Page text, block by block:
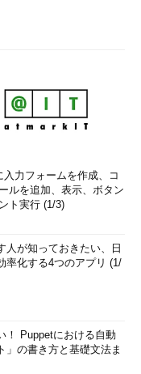
入力フォームを作成、コ
ルを追加、表示、ボタン
ト実行 (1/3)
人が知っておきたい、日
率化する4つのアプリ (1/
！ Puppetにおける自動
」の書き方と基礎文法ま